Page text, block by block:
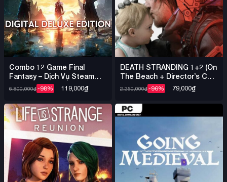
Combo 12 Game Final
Fantasy – Dịch Vụ Steam
Offline Nhiều Game
6,800,000₫-98% 119,000₫
DEATH STRANDING 1+2 (On
The Beach + Director’s Cut)
+ Việt Hóa – Steam Offline
2,250,000₫-96% 79,000₫